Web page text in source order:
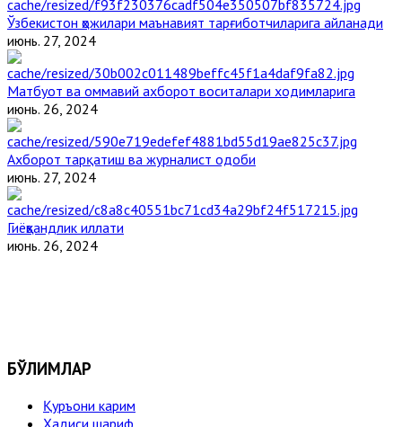
Ўзбекистон ҳожилари маънавият тарғиботчиларига айланади
июнь. 27, 2024
Матбуот ва оммавий ахборот воситалари ходимларига
июнь. 26, 2024
Ахборот тарқатиш ва журналист одоби
июнь. 27, 2024
Гиёҳвандлик иллати
июнь. 26, 2024
БЎЛИМЛАР
Қуръони карим
Ҳадиси шариф